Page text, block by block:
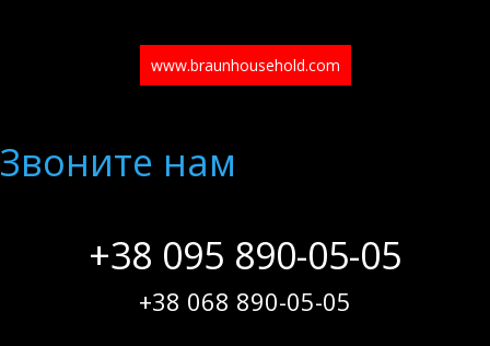
www.braunhousehold.com
Звоните нам
+38 095 890-05-05
+38 068 890-05-05